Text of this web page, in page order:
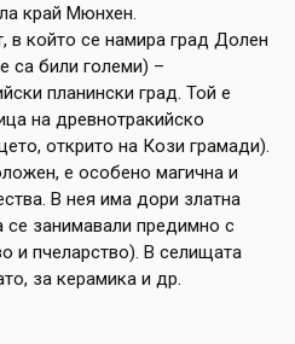
край Мюнхен.
в който се намира град Долен
са били големи) –
планински град. Той е
на древнотракийско
открито на Кози грамади).
е особено магична и
В нея има дори златна
се занимавали предимно с
и пчеларство). В селищата
за керамика и др.